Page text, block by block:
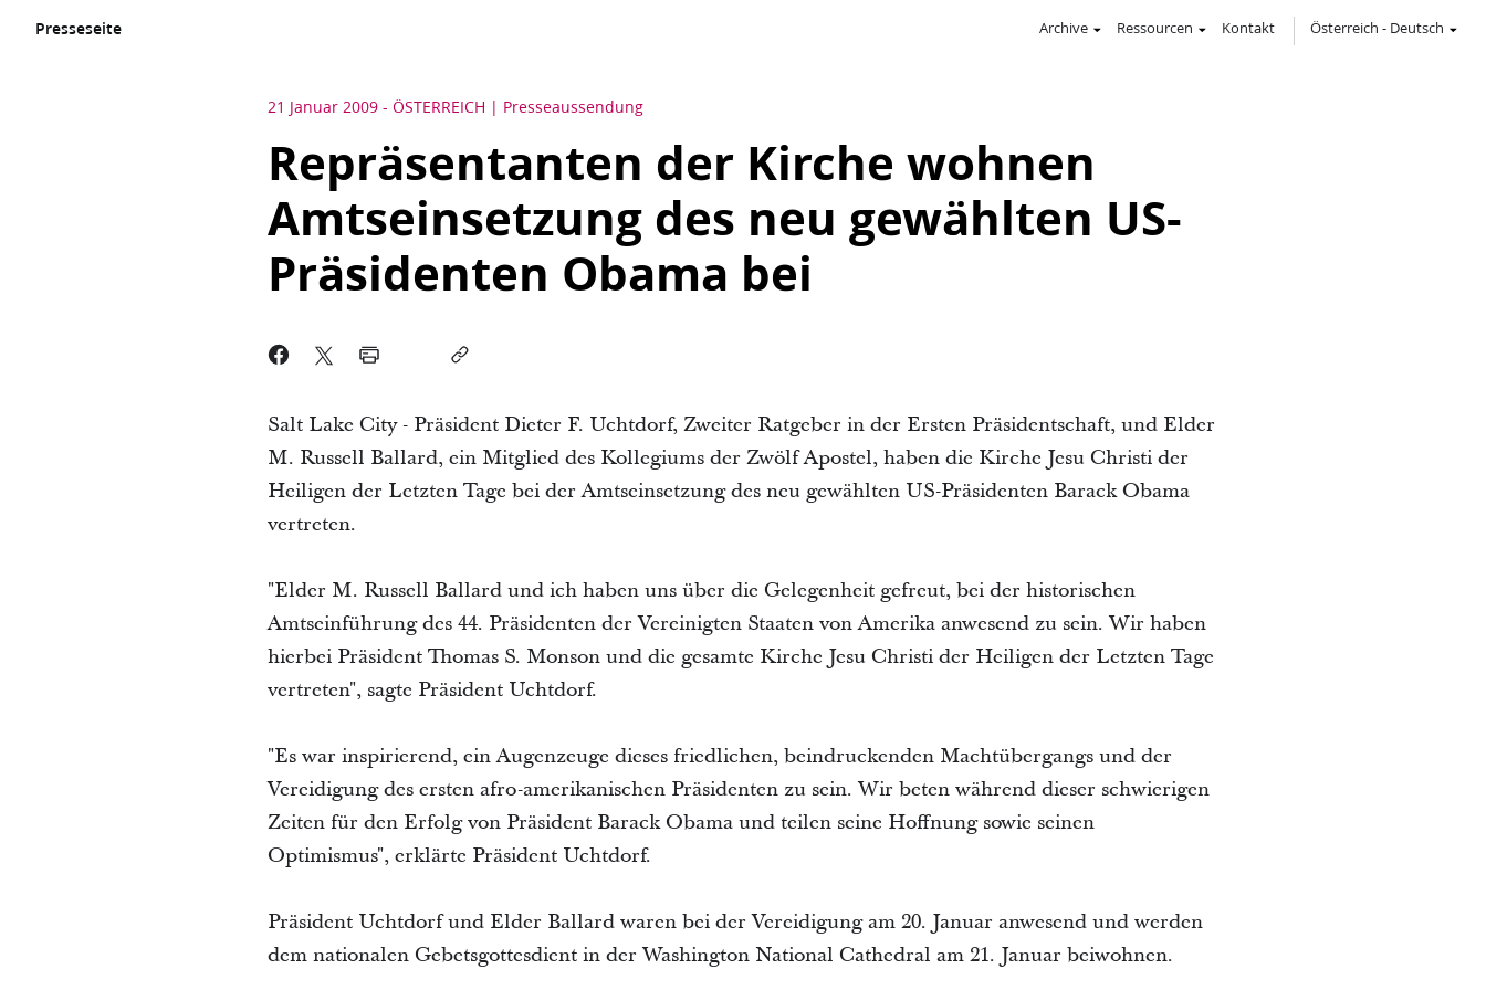
Presseseite Archive Ressourcen Kontakt Österreich - Deutsch
21 Januar 2009 - ÖSTERREICH Presseaussendung
Repräsentanten der Kirche wohnen
Amtseinsetzung des neu gewählten US-
Präsidenten Obama bei
Salt Lake City - Präsident Dieter F. Uchtdorf, Zweiter Ratgeber in der Ersten Präsidentschaft, und Elder
M. Russell Ballard, ein Mitglied des Kollegiums der Zwölf Apostel, haben die Kirche Jesu Christi der
Heiligen der Letzten Tage bei der Amtseinsetzung des neu gewählten US-Präsidenten Barack Obama
vertreten.
"Elder M. Russell Ballard und ich haben uns über die Gelegenheit gefreut, bei der historischen
Amtseinführung des 44. Präsidenten der Vereinigten Staaten von Amerika anwesend zu sein. Wir haben
hierbei Präsident Thomas S. Monson und die gesamte Kirche Jesu Christi der Heiligen der Letzten Tage
vertreten", sagte Präsident Uchtdorf.
"Es war inspirierend, ein Augenzeuge dieses friedlichen, beindruckenden Machtübergangs und der
Vereidigung des ersten afro-amerikanischen Präsidenten zu sein. Wir beten während dieser schwierigen
Zeiten für den Erfolg von Präsident Barack Obama und teilen seine Hoffnung sowie seinen
Optimismus", erklärte Präsident Uchtdorf.
Präsident Uchtdorf und Elder Ballard waren bei der Vereidigung am 20. Januar anwesend und werden
dem nationalen Gebetsgottesdient in der Washington National Cathedral am 21. Januar beiwohnen.